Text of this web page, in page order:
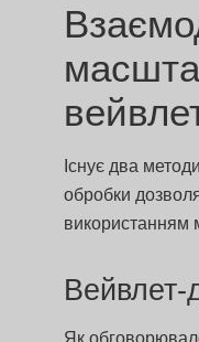
Існує два
обробки
використанням
Вейвлет-
Як